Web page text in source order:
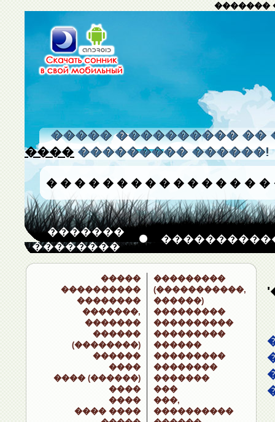
�������
����� ���������� ��
���� ��������� ������!
� � � � � � � � � � � � � � � �
�������
��������
�����
����������
��������
�������,
�������
������
(��������)
������
����
���� (������)
����
����
���� ����
���������
(�����������,
������)
���������
����������
���������
������
���������
��������
�������
���
���,
����������